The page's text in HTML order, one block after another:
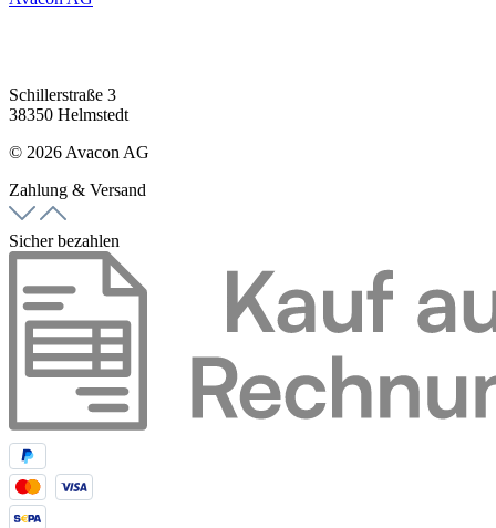
Schillerstraße 3
38350 Helmstedt
© 2026 Avacon AG
Zahlung & Versand
Sicher bezahlen